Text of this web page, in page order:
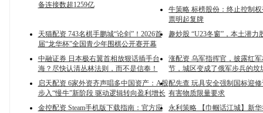
备连接数超1259亿
牛策略 标榜股份：终止控制
票明起复牌
天猫配资 743名棋手鹏城“论剑”！2026首
届“龙华杯”全国青少年围棋公开赛开幕
趣炒股 “U23冬窗”，本土潜力
中融证券 日本极右翼首相放狠话插手台
海？尽快认清丛林法则，而不是信奉！
涨配资 乌军指挥官，披露红
节，城区变成了俄军步兵的坟
启天配资 6家外资齐声唱多中国资产：A股
步入“慢牛”新阶段 驱动逻辑转向盈利增长
配先查 玩具安全强制国标迎
有害物质限量要求
金控配资 Steam手机版下载指南：官方应
永利策略 【巾帼话江城】新